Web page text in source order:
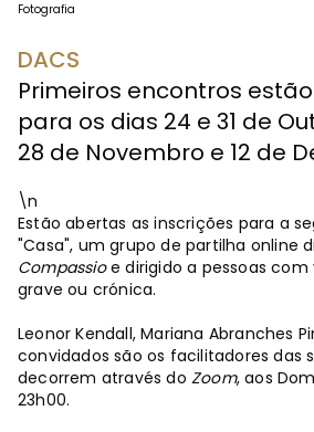
Fotografia
DACS
Primeiros encontros
para os dias 24 e 31 de
28 de Novembro e 12 de
\n
Estão abertas as inscrições para a
"Casa", um grupo de partilha online
Compassioe dirigido a pessoas
grave ou crónica.
Leonor Kendall, Mariana Abranches
convidados são os facilitadores das
decorrem através do Zoom, aos
23h00.